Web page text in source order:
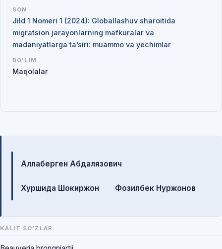
Mualliflar
Аллаберген Абдалязович
Хуршида Шокиржон Фозилбек Нуржонов
KALIT SO‘ZLAR:
SON
Jild 1 Nomeri 1 (2024): Globallashuv sharoitida
migratsion jarayonlarning mafkuralar va
madaniyatlarga ta’siri: muammo va yechimlar
BO'LIM
Maqolalar